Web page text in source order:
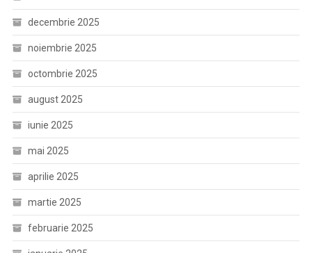
decembrie 2025
noiembrie 2025
octombrie 2025
august 2025
iunie 2025
mai 2025
aprilie 2025
martie 2025
februarie 2025